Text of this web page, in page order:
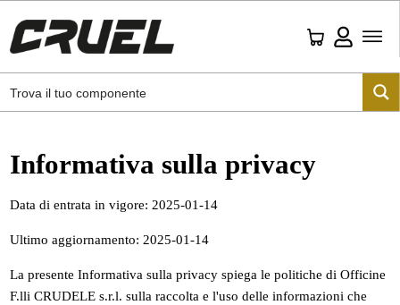
Informativa sulla privacy
Data di entrata in vigore: 2025-01-14
Ultimo aggiornamento: 2025-01-14
La presente Informativa sulla privacy spiega le politiche di Officine
F.lli CRUDELE s.r.l. sulla raccolta e l'uso delle informazioni che